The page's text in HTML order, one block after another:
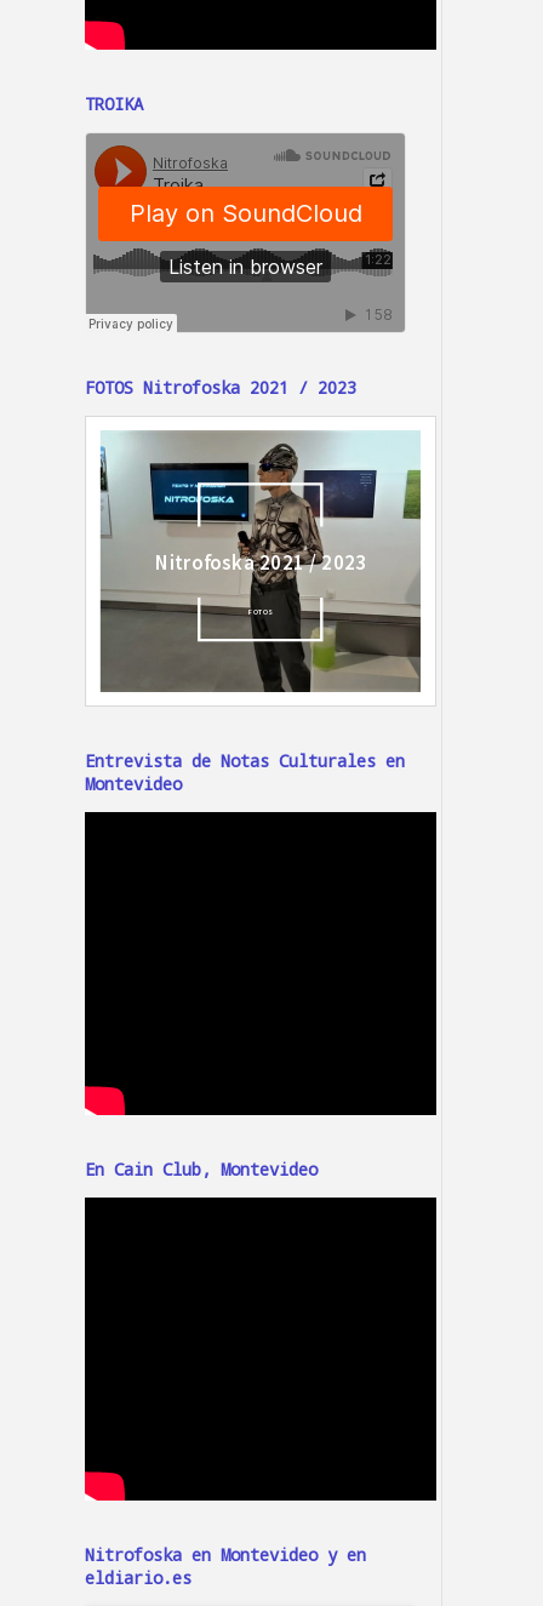
TROIKA
FOTOS Nitrofoska 2021 / 2023
Entrevista de Notas Culturales en
Montevideo
En Cain Club, Montevideo
Nitrofoska en Montevideo y en
eldiario.es